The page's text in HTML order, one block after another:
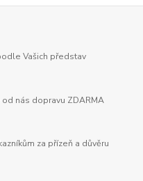
Vašich představ
nás dopravu ZDARMA
za přízeň a důvěru